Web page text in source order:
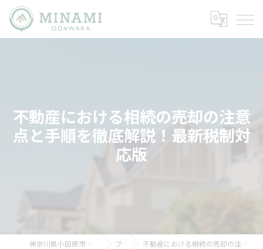
不動産における相続の売却の注意
点と手順を徹底解説！最新税制対
応版
神奈川県小田原市の不動産ならミナミノイエ ブログ 不動産における相続の売却の注意点と手順を徹底解説！最新税制対応版